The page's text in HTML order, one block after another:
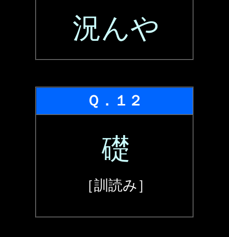
況んや
Ｑ．１２
礎
［訓読み］